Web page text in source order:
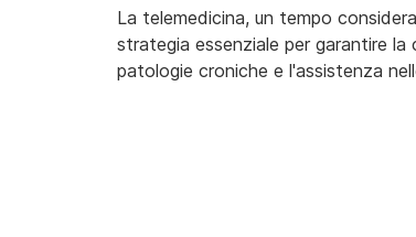
La telemedicina, un tempo
strategia essenziale per garantire
patologie croniche e l'assistenza